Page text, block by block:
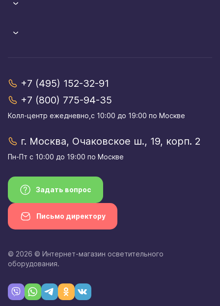
+7 (495) 152-32-91
+7 (800) 775-94-35
Колл-центр eжедневно,с 10:00 до 19:00 по Москве
г. Москва, Очаковское ш., 19, корп. 2
Пн-Пт с 10:00 до 19:00 по Москве
Задать вопрос
Письмо директору
© 2026 © Интернет-магазин осветительного
оборудования.